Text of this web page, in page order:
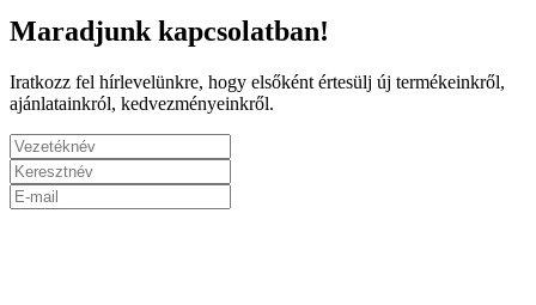
Maradjunk kapcsolatban!
Iratkozz fel hírlevelünkre, hogy elsőként értesülj új termékeinkről,
ajánlatainkról, kedvezményeinkről.